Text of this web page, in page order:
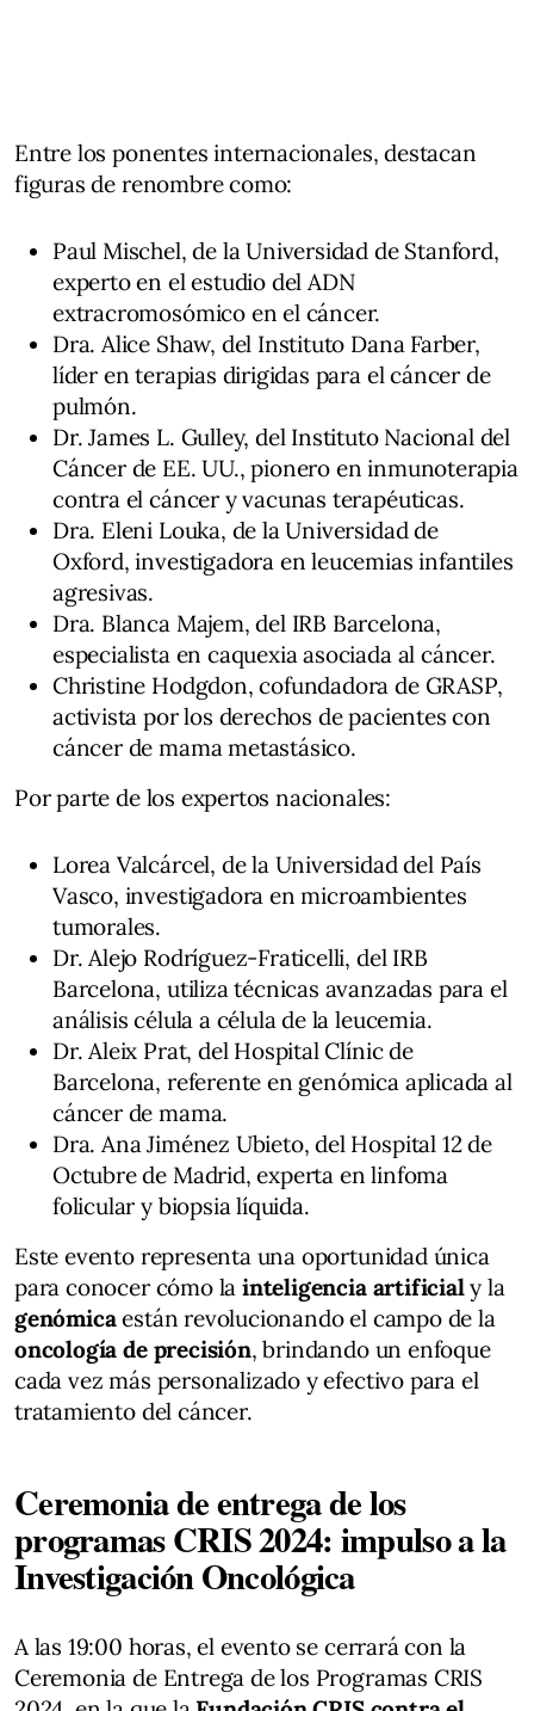
Entre los ponentes internacionales, destacan
figuras de renombre como:
Paul Mischel, de la Universidad de Stanford,
experto en el estudio del ADN
extracromosómico en el cáncer.
Dra. Alice Shaw, del Instituto Dana Farber,
líder en terapias dirigidas para el cáncer de
pulmón.
Dr. James L. Gulley, del Instituto Nacional del
Cáncer de EE. UU., pionero en inmunoterapia
contra el cáncer y vacunas terapéuticas.
Dra. Eleni Louka, de la Universidad de
Oxford, investigadora en leucemias infantiles
agresivas.
Dra. Blanca Majem, del IRB Barcelona,
especialista en caquexia asociada al cáncer.
Christine Hodgdon, cofundadora de GRASP,
activista por los derechos de pacientes con
cáncer de mama metastásico.
Por parte de los expertos nacionales:
Lorea Valcárcel, de la Universidad del País
Vasco, investigadora en microambientes
tumorales.
Dr. Alejo Rodríguez-Fraticelli, del IRB
Barcelona, utiliza técnicas avanzadas para el
análisis célula a célula de la leucemia.
Dr. Aleix Prat, del Hospital Clínic de
Barcelona, referente en genómica aplicada al
cáncer de mama.
Dra. Ana Jiménez Ubieto, del Hospital 12 de
Octubre de Madrid, experta en linfoma
folicular y biopsia líquida.
Este evento representa una oportunidad única
para conocer cómo la inteligencia artificialy la
genómicaestán revolucionando el campo de la
oncología de precisión, brindando un enfoque
cada vez más personalizado y efectivo para el
tratamiento del cáncer.
Ceremonia de entrega de los
programas CRIS 2024: impulso a la
Investigación Oncológica
A las 19:00 horas, el evento se cerrará con la
Ceremonia de Entrega de los Programas CRIS